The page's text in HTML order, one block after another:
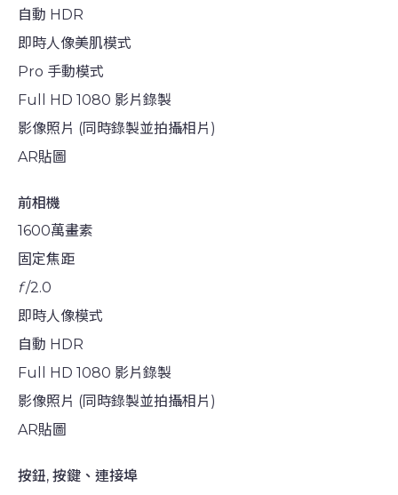
自動 HDR
即時人像美肌模式
Pro 手動模式
Full HD 1080 影片錄製
影像照片 (同時錄製並拍攝相片)
AR貼圖
前相機
1600萬畫素
固定焦距
f/2.0
即時人像模式
自動 HDR
Full HD 1080 影片錄製
影像照片 (同時錄製並拍攝相片)
AR貼圖
按鈕, 按鍵、連接埠